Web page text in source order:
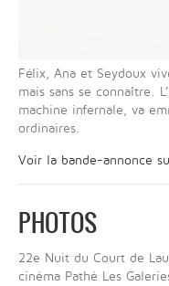
Félix, Ana et Seydoux
mais sans se connaître.
machine infernale, va
ordinaires.
Voir la bande-annonce
PHOTOS
22e Nuit du Court de
cinéma Pathé Les